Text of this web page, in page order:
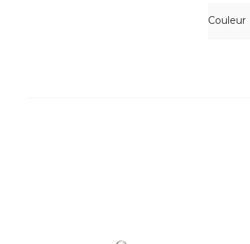
Couleur